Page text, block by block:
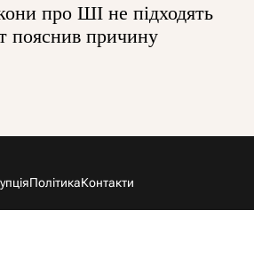
про ШІ не підходять
пояснив причину
ПолітикаКонтакти